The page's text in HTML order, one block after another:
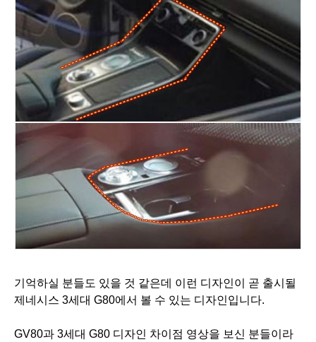
기억하실 분들도 있을 것 같은데 이런 디자인이 곧 출시될
제네시스 3세대 G80에서 볼 수 있는 디자인입니다.
GV80과 3세대 G80 디자인 차이점 영상을 보신 분들이라